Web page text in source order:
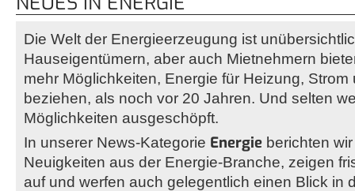
Die Welt der Energieerzeugung ist
Hauseigentümern, aber auch Mietnehmern
mehr Möglichkeiten, Energie für Heizung,
beziehen, als noch vor 20 Jahren. Und selten
Möglichkeiten ausgeschöpft.
In unserer News-Kategorie Energie berichten
Neuigkeiten aus der Energie-Branche, zeigen
auf und werfen auch gelegentlich einen Blick in